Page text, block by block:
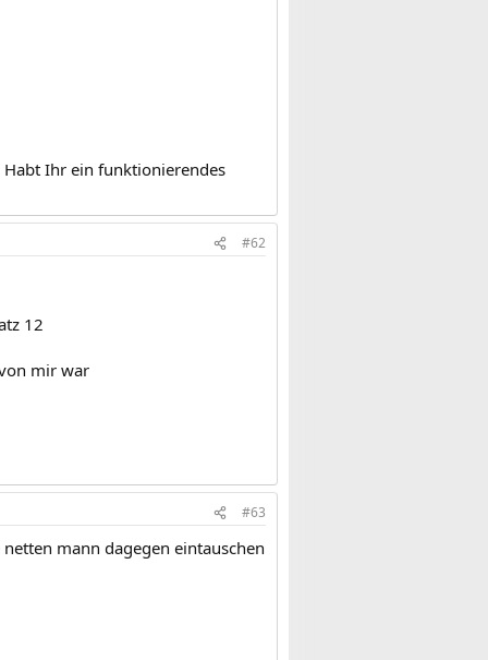
Ihr ein funktionierendes
#62
12
mir war
#63
mann dagegen eintauschen